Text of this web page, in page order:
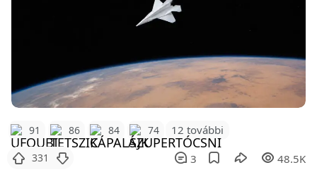
91 86 84 74 12 további
331 3 48.5K